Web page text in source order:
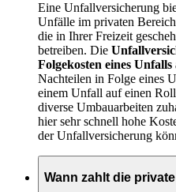
Eine Unfallversicherung
Unfälle im privaten
die in Ihrer Freizeit
betreiben. Die
Folgekosten eines Unfalls
Nachteilen in Folge eines
einem Unfall auf einen
diverse Umbauarbeiten
hier sehr schnell hohe
der Unfallversicherung
Wann zahlt die